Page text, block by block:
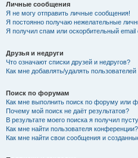
Личные сообщения
Я не могу отправить личные сообщения!
Я постоянно получаю нежелательные
Я получил спам или оскорбительный email
Друзья и недруги
Что означают списки друзей и недругов?
Как мне добавлять/удалять
Поиск по форумам
Как мне выполнить поиск по форуму или
Почему мой поиск не даёт результатов?
В результате моего поиска я получил
Как мне найти пользователя конференции?
Как мне найти свои сообщения и